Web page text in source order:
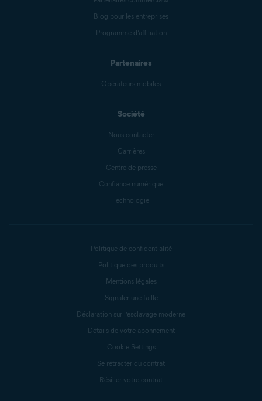
Blog pour les entreprises
Programme d’affiliation
Partenaires
Opérateurs mobiles
Société
Nous contacter
Carrières
Centre de presse
Confiance numérique
Technologie
Politique de confidentialité
Politique des produits
Mentions légales
Signaler une faille
Déclaration sur l’esclavage moderne
Détails de votre abonnement
Cookie Settings
Se rétracter du contrat
Résilier votre contrat